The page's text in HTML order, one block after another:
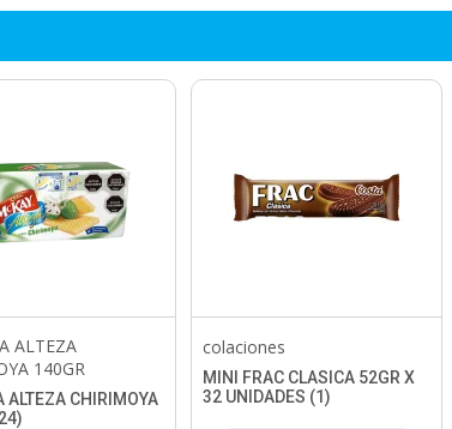
ALTEZA
140GR
ALTEZA CHIRIMOYA
colaciones
MINI FRAC CLASICA 52GR X
32 UNIDADES (1)